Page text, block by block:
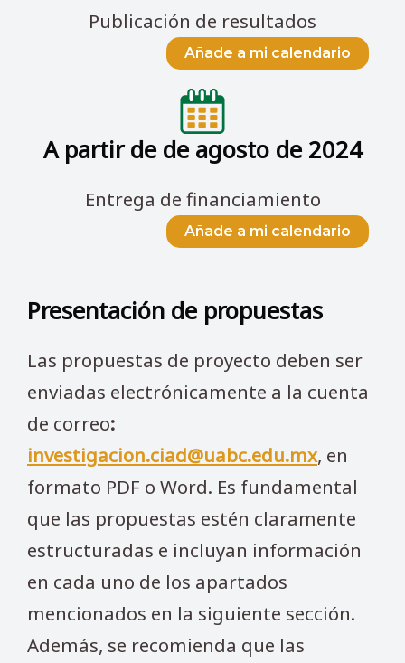
Publicación de resultados
Añade a mi calendario
A partir de de agosto de 2024
Entrega de financiamiento
Añade a mi calendario
Presentación de propuestas
Las propuestas de proyecto deben ser
enviadas electrónicamente a la cuenta
de correo:
investigacion.ciad@uabc.edu.mx, en
formato PDF o Word. Es fundamental
que las propuestas estén claramente
estructuradas e incluyan información
en cada uno de los apartados
mencionados en la siguiente sección.
Además, se recomienda que las